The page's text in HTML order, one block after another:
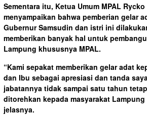
Sementara itu, Ketua Umum MPAL Rycko
menyampaikan bahwa pemberian gelar
Gubernur Samsudin dan istri ini
memberikan banyak hal untuk
Lampung khususnya MPAL.
“Kami sepakat memberikan gelar adat
dan Ibu sebagai apresiasi dan tanda
jabatannya tidak sampai satu tahun
ditorehkan kepada masyarakat Lampung
jelasnya.